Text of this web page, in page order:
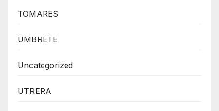
TOMARES
UMBRETE
Uncategorized
UTRERA